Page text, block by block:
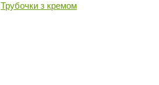
Трубочки з кремом